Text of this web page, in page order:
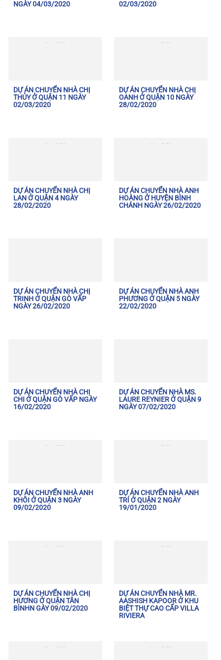
NGÀY 04/03/2020
02/03/2020
DỰ ÁN CHUYỂN NHÀ CHỊ
THỦY Ở QUẬN 11 NGÀY
02/03/2020
DỰ ÁN CHUYỂN NHÀ CHỊ
OANH Ở QUẬN 10 NGÀY
28/02/2020
DỰ ÁN CHUYỂN NHÀ CHỊ
LAN Ở QUẬN 4 NGÀY
28/02/2020
DỰ ÁN CHUYỂN NHÀ ANH
HOÀNG Ở HUYỆN BÌNH
CHÁNH NGÀY 26/02/2020
DỰ ÁN CHUYỂN NHÀ CHỊ
TRINH Ở QUẬN GÒ VẤP
NGÀY 26/02/2020
DỰ ÁN CHUYỂN NHÀ ANH
PHƯƠNG Ở QUẬN 5 NGÀY
22/02/2020
DỰ ÁN CHUYỂN NHÀ CHỊ
CHI Ở QUẬN GÒ VẤP NGÀY
16/02/2020
DỰ ÁN CHUYỂN NHÀ MS.
LAURE REYNIER Ở QUẬN 9
NGÀY 07/02/2020
DỰ ÁN CHUYỂN NHÀ ANH
KHÔI Ở QUẬN 3 NGÀY
09/02/2020
DỰ ÁN CHUYỂN NHÀ ANH
TRÍ Ở QUẬN 2 NGÀY
19/01/2020
DỰ ÁN CHUYỂN NHÀ CHỊ
HƯƠNG Ở QUẬN TÂN
BÌNHN GÀY 09/02/2020
DỰ ÁN CHUYỂN NHÀ MR.
AASHISH KAPOOR Ở KHU
BIỆT THỰ CAO CẤP VILLA
RIVIERA